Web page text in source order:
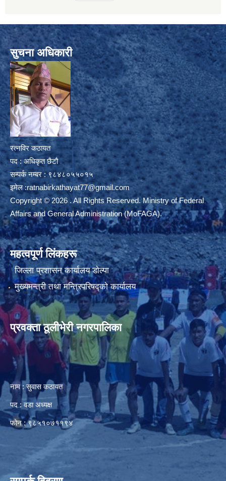
सुचना अधिकारी
रत्नविर कठायत
पद : अधिकृत छैटौ
सम्पर्क नम्बर : ९८४८०५५०१५
इमेल :ratnabirkathayat77@gmail.com
Copyright © 2026 . All Rights Reserved. Ministry of Federal
Affairs and General Administration (MoFAGA).
महत्वपूर्ण लिंकहरू
जिल्ला प्रशासन कार्यालय डाेल्पा
मुख्यमन्त्री तथा मन्त्रिपरिषद्को कार्यालय
प्रवक्ता ठूलीभेरी नगरपालिका
नाम : सुवास कठायत
पद : वडा अध्यक्ष
फोन : ९८५१०७११९४